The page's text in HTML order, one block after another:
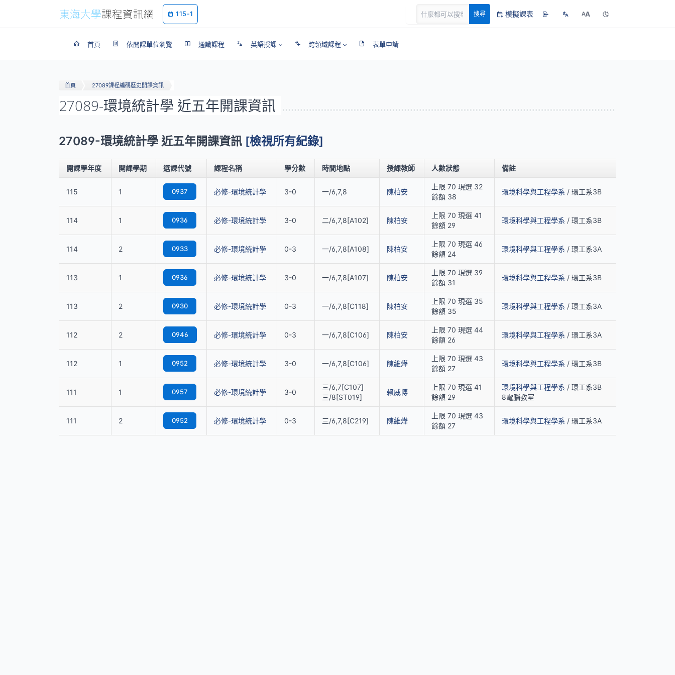
115-1 搜尋 模擬課表 AA
首頁 依開課單位瀏覽 通識課程 英語授課 跨領域課程 表單申請
首頁 27089課程編碼歷史開課資訊
27089-環境統計學 近五年開課資訊
27089-環境統計學 近五年開課資訊 [檢視所有紀錄]
開課學年度 開課學期 選課代號 課程名稱 學分數 時間地點 授課教師 人數狀態 備註
115 1 0937 必修-環境統計學 3-0 一/6,7,8 陳柏安
上限 70 現選 32
餘額 38
環境科學與工程學系 / 環工系3B
114 1 0936 必修-環境統計學 3-0 二/6,7,8[A102] 陳柏安
上限 70 現選 41
餘額 29
環境科學與工程學系 / 環工系3B
114 2 0933 必修-環境統計學 0-3 一/6,7,8[A108] 陳柏安
上限 70 現選 46
餘額 24
環境科學與工程學系 / 環工系3A
113 1 0936 必修-環境統計學 3-0 一/6,7,8[A107] 陳柏安
上限 70 現選 39
餘額 31
環境科學與工程學系 / 環工系3B
113 2 0930 必修-環境統計學 0-3 一/6,7,8[C118] 陳柏安
上限 70 現選 35
餘額 35
環境科學與工程學系 / 環工系3A
112 2 0946 必修-環境統計學 0-3 一/6,7,8[C106] 陳柏安
上限 70 現選 44
餘額 26
環境科學與工程學系 / 環工系3A
112 1 0952 必修-環境統計學 3-0 一/6,7,8[C106] 陳維燁
上限 70 現選 43
餘額 27
環境科學與工程學系 / 環工系3B
111 1 0957 必修-環境統計學 3-0
三/6,7[C107]
三/8[ST019]
賴威博
上限 70 現選 41
餘額 29
環境科學與工程學系 / 環工系3B
8電腦教室
111 2 0952 必修-環境統計學 0-3 三/6,7,8[C219] 陳維燁
上限 70 現選 43
餘額 27
環境科學與工程學系 / 環工系3A